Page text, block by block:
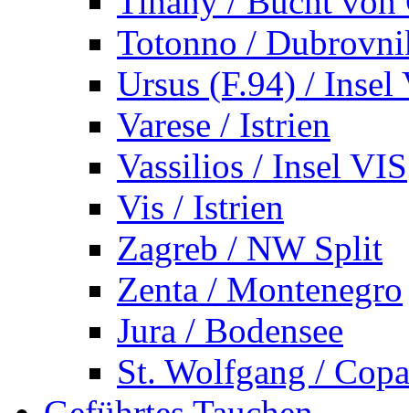
Totonno /
Ursus (F.94) / Insel
Varese / Istrien
Vassilios / Insel VIS
Vis / Istrien
Zagreb / NW Split
Zenta / Montenegro
Jura / Bodensee
St. Wolfgang /